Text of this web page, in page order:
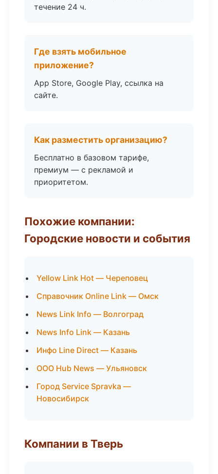
течение 24 ч.
Где взять мобильное
приложение?
App Store, Google Play, ссылка на
сайте.
Как разместить организацию?
Бесплатно в базовом тарифе,
премиум — с рекламой и
приоритетом.
Похожие компании:
Городские новости и события
Yellow Link Hot — Череповец
Справочник Online Link — Омск
News Link Info — Волгоград
News Info Link — Казань
Инфо Line Direct — Казань
ООО Hub News — Ульяновск
Город Service Spravka —
Новосибирск
Компании в Тверь